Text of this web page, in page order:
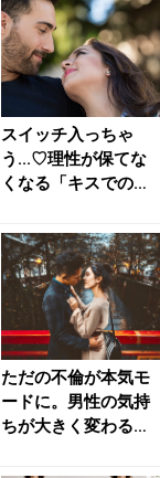
スイッチ入っちゃ
う...♡理性が保てな
くなる「キスでの喘
い...
ただの不倫が本気モ
ードに。男性の気持
ちが大きく変わる